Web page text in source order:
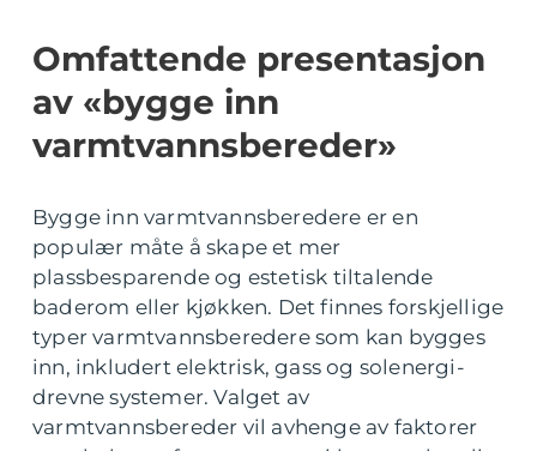
Omfattende presentasjon
av «bygge inn
varmtvannsbereder»
Bygge inn varmtvannsberedere er en
populær måte å skape et mer
plassbesparende og estetisk tiltalende
baderom eller kjøkken. Det finnes forskjellige
typer varmtvannsberedere som kan bygges
inn, inkludert elektrisk, gass og solenergi-
drevne systemer. Valget av
varmtvannsbereder vil avhenge av faktorer